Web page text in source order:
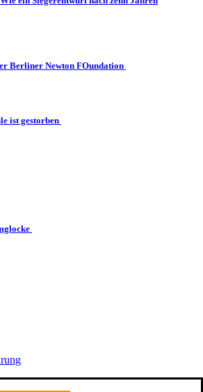
Berliner Newton FOundation
ist gestorben